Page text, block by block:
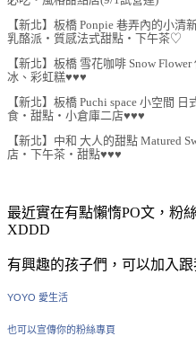
【新北】板橋 Ponpie 巷弄內的小
乳酪派‧質感法式甜點‧下午茶♡
【新北】板橋 雪花咖啡 Snow
冰、彩虹糕♥♥♥
【新北】板橋 Puchi space 小空間
食‧甜點‧小倉庫二店♥♥♥
【新北】中和 大人的甜點 Matured
店‧下午茶‧甜點♥♥♥
最近實在有點懶惰PO文，粉
XDDD
有興趣的孩子們，可以加入
YOYO 愛生活
也可以宣傳你的粉絲專頁